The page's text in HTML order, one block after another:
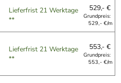
Lieferfrist 21 Werktage
**
529,- €
Grundpreis:
529,- €/m
Lieferfrist 21 Werktage
**
553,- €
Grundpreis:
553,- €/m